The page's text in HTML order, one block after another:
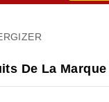
De La Marque